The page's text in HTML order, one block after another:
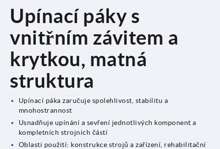
Upínací páky s
vnitřním závitem a
krytkou, matná
struktura
Upínací páka zaručuje spolehlivost, stabilitu a
mnohostrannost
Usnadňuje upínání a sevření jednotlivých komponent a
kompletních strojních částí
Oblasti použití: konstrukce strojů a zařízení, rehabilitační